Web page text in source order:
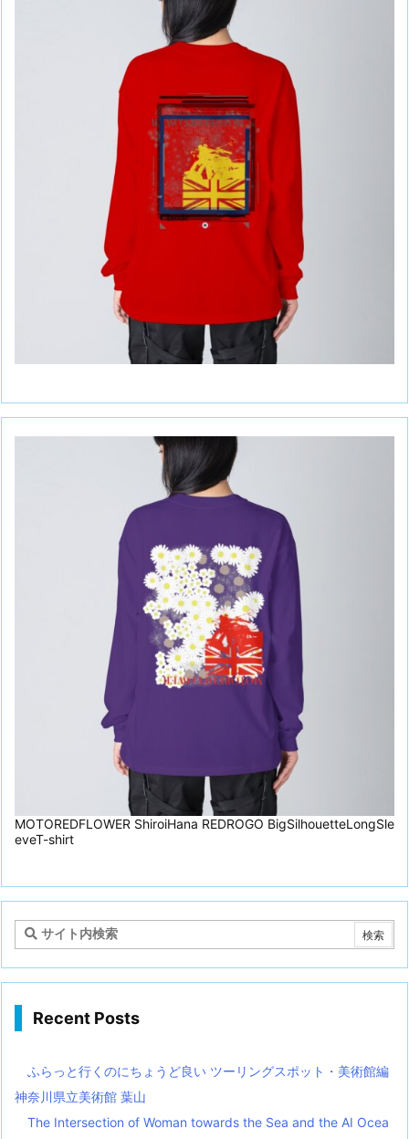
MOTOREDFLOWER ShiroiHana REDROGO BigSilhouetteLongSle
eveT-shirt
Recent Posts
ふらっと行くのにちょうど良い ツーリングスポット・美術館編
神奈川県立美術館 葉山
The Intersection of Woman towards the Sea and the AI Ocea